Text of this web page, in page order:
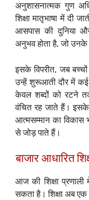
अनुशासनात्मक गुण
शिक्षा मातृभाषा में दी
आसपास की दुनिया
अनुभव होता है, जो उनके
इसके विपरीत, जब बच्चों
उन्हें शुरूआती दौर में कई
केवल शब्दों को रटने
वंचित रह जाते हैं। इसके
आत्मसम्मान का विकास
से जोड़ पाते हैं।
बाजार आधारित
आज की शिक्षा प्रणाली
सकता है। शिक्षा अब